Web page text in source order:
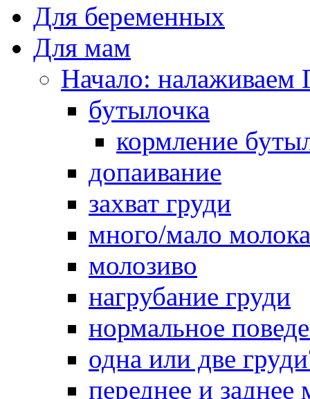
Для беременных
Для мам
Начало: налаживаем
бутылочка
кормление
допаивание
захват груди
много/мало молока
молозиво
нагрубание груди
нормальное
одна или две
переднее и заднее